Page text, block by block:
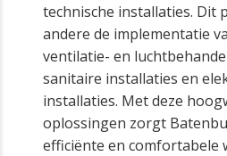
technische installaties. Dit
andere de implementatie
ventilatie- en
sanitaire installaties en
installaties. Met deze
oplossingen zorgt
efficiënte en comfortabele